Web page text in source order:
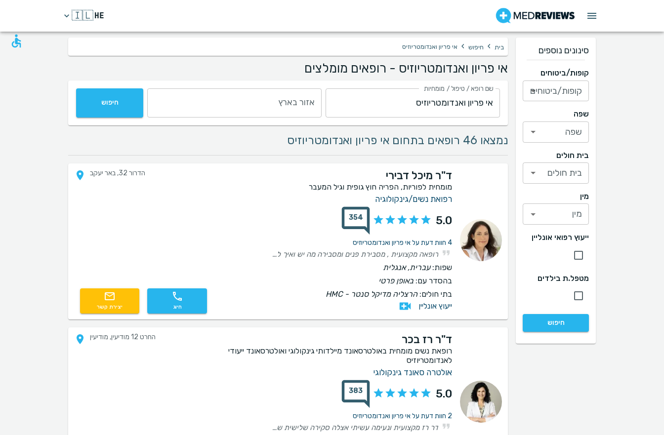
HE
🇮🇱
בית › חיפוש › אי פריון ואנדומטריוזיס
אי פריון ואנדומטריוזיס - רופאים מומלצים
שם רופא / טיפול / מומחיות
אזור בארץ חיפוש
נמצאו 46 רופאים בתחום אי פריון ואנדומטריוזיס
ד"ר מיכל דבירי
מומחית לפוריות, הפריה חוץ גופית וגיל המעבר
רפואת נשים/גינקולוגיה
5.0
354
4 חוות דעת על אי פריון ואנדומטריוזיס
רופאה מקצועית , מסבירת פנים ומסבירה מה יש ואיך לטפל,מאוד סבלנית ניכר שיש לה ידע רב וחשוב לא פחות מאוד אנושית . מאוד התרשמתי לטובה כל הכבוד.
שפות:עברית, אנגלית
בהסדר עם: באופן פרטי
בתי חולים:הרצליה מדיקל סנטר - HMC
ייעוץ אונליין
הדרור 32, באר יעקב
חיוג יצירת קשר
ד"ר רז בכר
רופאת נשים מומחית באולטרסאונד מיילדותי גינקולוגי ואולטרסאונד ייעודי
לאנדומטריוזיס
אולטרה סאונד גינקולוגי
5.0
383
2 חוות דעת על אי פריון ואנדומטריוזיס
דר רז מקצועית ונעימה עשיתי אצלה סקירה שלישית שהייתה מרגשת ויסודית, הכל הוסבר לי בפרטי פרטים ובפרפקציוניזם ללא פשרות. יצאתי מרוצה מאוד מהחוויה ואני ממליצה מאוד!!!
החרט 12 מודיעין, מודיעין
סינונים נוספים
קופות/ביטוחים
קופות/ביטוחים
שפה
שפה
בית חולים
בית חולים
מין
מין
ייעוץ רפואי אונליין
מטפל.ת בילדים
חיפוש